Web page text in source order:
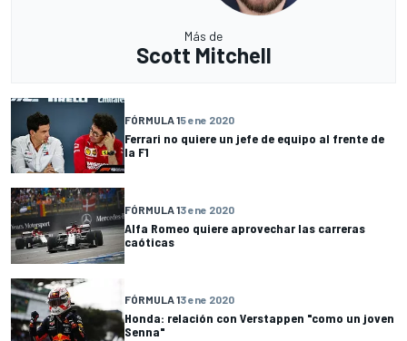
Más de
Scott Mitchell
FÓRMULA 15 ene 2020
Ferrari no quiere un jefe de equipo al frente de
la F1
FÓRMULA 13 ene 2020
Alfa Romeo quiere aprovechar las carreras
caóticas
FÓRMULA 13 ene 2020
Honda: relación con Verstappen "como un joven
Senna"